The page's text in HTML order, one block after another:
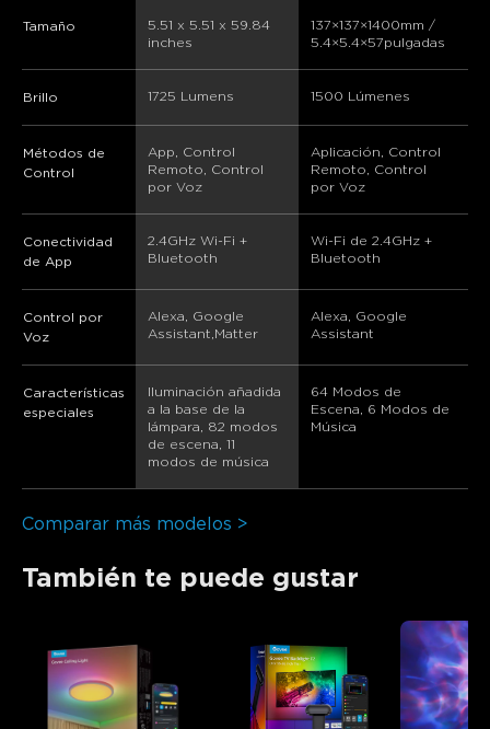
Tamaño
‎5.51 x 5.51 x 59.84
inches
137×137×1400mm /
5.4×5.4×57pulgadas
Brillo 1725 Lumens 1500 Lúmenes
Métodos de
Control
App, Control
Remoto, Control
por Voz
Aplicación, Control
Remoto, Control
por Voz
Conectividad
de App
2.4GHz Wi-Fi +
Bluetooth
Wi-Fi de 2.4GHz +
Bluetooth
Control por
Voz
Alexa, Google
Assistant,Matter
Alexa, Google
Assistant
Características
especiales
Iluminación añadida
a la base de la
lámpara, 82 modos
de escena, 11
modos de música
64 Modos de
Escena, 6 Modos de
Música
Comparar más modelos >
También te puede gustar